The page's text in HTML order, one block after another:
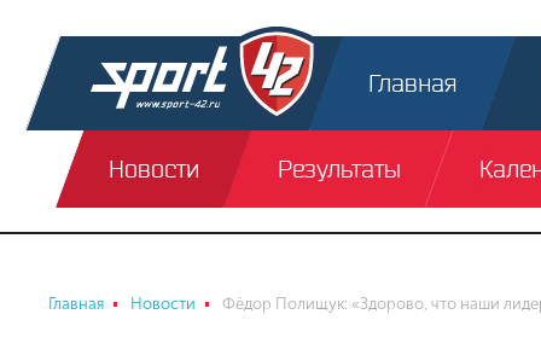
Главная
Новости Результаты
Главная Новости Фёдор Полищук: «Здорово, что наши